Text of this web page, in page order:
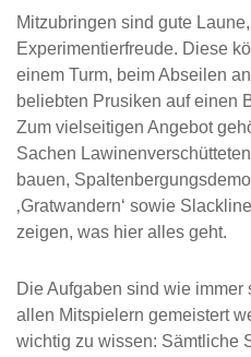
Mitzubringen sind gute
Experimentierfreude. Diese
einem Turm, beim Abseilen
beliebten Prusiken auf einen
Zum vielseitigen Angebot
Sachen
bauen,
‚Gratwandern‘ sowie
zeigen, was hier alles geht.
Die Aufgaben sind wie immer
allen Mitspielern gemeistert
wichtig zu wissen: Sämtliche